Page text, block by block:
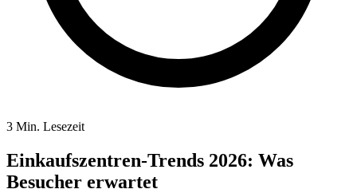
3 Min. Lesezeit
Einkaufszentren-Trends 2026: Was
Besucher erwartet